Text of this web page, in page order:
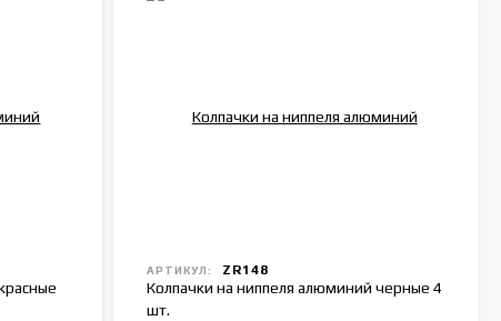
АРТИКУЛ: ZR148
Колпачки на ниппеля алюминий черные 4
шт.